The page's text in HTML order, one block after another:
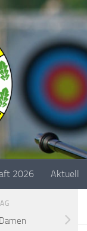
2026 Aktuell